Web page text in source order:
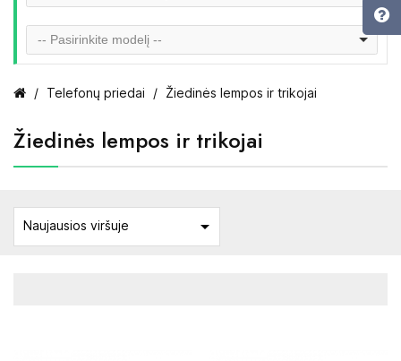
-- Pasirinkite modelį --
Telefonų priedai Žiedinės lempos ir trikojai
Žiedinės lempos ir trikojai
Naujausios viršuje 